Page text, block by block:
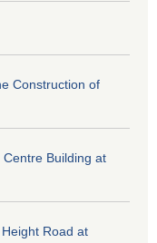
Construction of
Centre Building at
Height Road at